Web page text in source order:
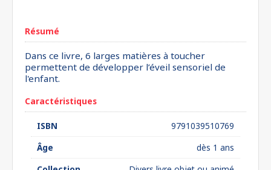
Résumé
Dans ce livre, 6 larges matières à toucher
permettent de développer l’éveil sensoriel de
l'enfant.
Caractéristiques
ISBN
9791039510769
Âge
dès 1 ans